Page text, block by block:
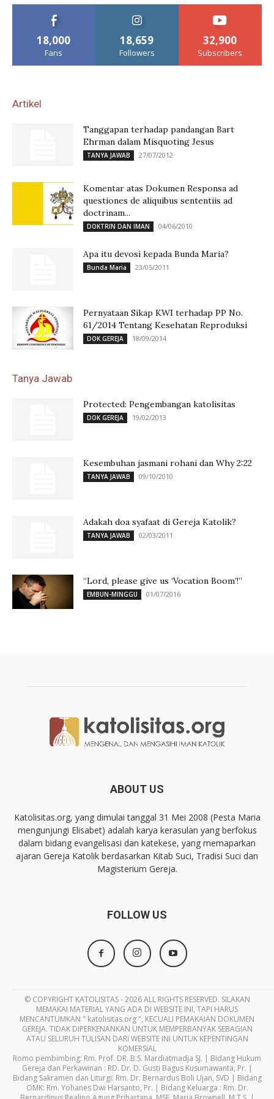
18,000
Fans
18,659
Followers
32,900
Subscribers
Artikel
Tanggapan terhadap pandangan Bart
Ehrman dalam Misquoting Jesus
TANYA JAWAB 27/07/2012
Komentar atas Dokumen Responsa ad
questiones de aliquibus sententiis ad
doctrinam...
DOKTRIN DAN IMAN 04/06/2010
Apa itu devosi kepada Bunda Maria?
Bunda Maria 23/05/2011
Pernyataan Sikap KWI terhadap PP No.
61/2014 Tentang Kesehatan Reproduksi
DOK GEREJA 18/09/2014
Tanya Jawab
Protected: Pengembangan katolisitas
DOK GEREJA 19/02/2013
Kesembuhan jasmani rohani dan Why 2:22
TANYA JAWAB 09/10/2010
Adakah doa syafaat di Gereja Katolik?
TANYA JAWAB 02/03/2011
“Lord, please give us ‘Vocation Boom’!”
EMBUN-MINGGU 01/07/2016
ABOUT US
Katolisitas.org, yang dimulai tanggal 31 Mei 2008 (Pesta Maria
mengunjungi Elisabet) adalah karya kerasulan yang berfokus
dalam bidang evangelisasi dan katekese, yang memaparkan
ajaran Gereja Katolik berdasarkan Kitab Suci, Tradisi Suci dan
Magisterium Gereja.
FOLLOW US
© COPYRIGHT KATOLISITAS - 2026 ALL RIGHTS RESERVED. SILAKAN
MEMAKAI MATERIAL YANG ADA DI WEBSITE INI, TAPI HARUS
MENCANTUMKAN " katolisitas.org ", KECUALI PEMAKAIAN DOKUMEN
GEREJA. TIDAK DIPERKENANKAN UNTUK MEMPERBANYAK SEBAGIAN
ATAU SELURUH TULISAN DARI WEBSITE INI UNTUK KEPENTINGAN
KOMERSIAL
Romo pembimbing: Rm. Prof. DR. B.S. Mardiatmadja SJ. | Bidang Hukum
Gereja dan Perkawinan : RD. Dr. D. Gusti Bagus Kusumawanta, Pr. |
Bidang Sakramen dan Liturgi: Rm. Dr. Bernardus Boli Ujan, SVD | Bidang
OMK: Rm. Yohanes Dwi Harsanto, Pr. | Bidang Keluarga : Rm. Dr.